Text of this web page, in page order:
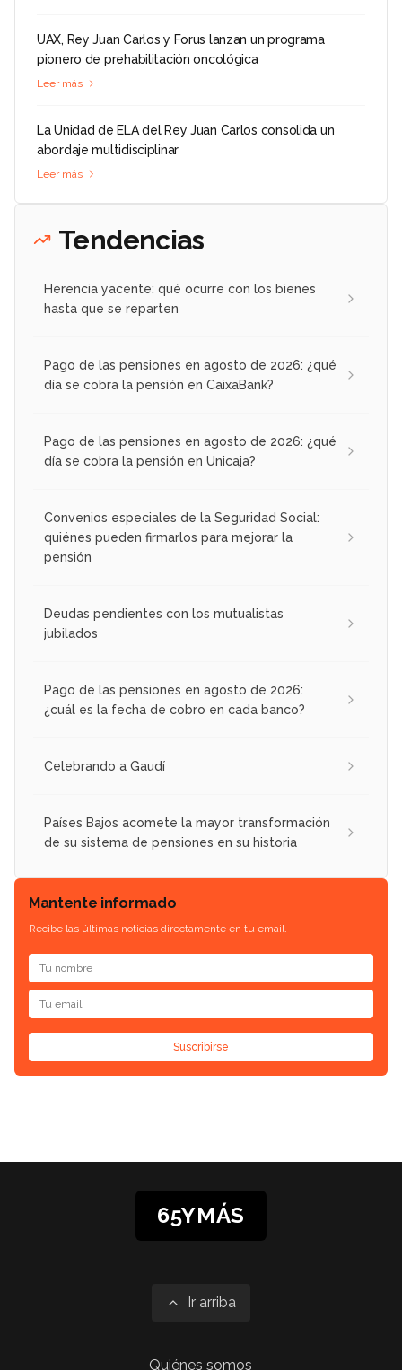
UAX, Rey Juan Carlos y Forus lanzan un programa
pionero de prehabilitación oncológica
Leer más
La Unidad de ELA del Rey Juan Carlos consolida un
abordaje multidisciplinar
Leer más
Tendencias
Herencia yacente: qué ocurre con los bienes
hasta que se reparten
Pago de las pensiones en agosto de 2026: ¿qué
día se cobra la pensión en CaixaBank?
Pago de las pensiones en agosto de 2026: ¿qué
día se cobra la pensión en Unicaja?
Convenios especiales de la Seguridad Social:
quiénes pueden firmarlos para mejorar la
pensión
Deudas pendientes con los mutualistas
jubilados
Pago de las pensiones en agosto de 2026:
¿cuál es la fecha de cobro en cada banco?
Celebrando a Gaudí
Países Bajos acomete la mayor transformación
de su sistema de pensiones en su historia
Mantente informado
Recibe las últimas noticias directamente en tu email.
Suscribirse
65YMÁS
Ir arriba
Quiénes somos